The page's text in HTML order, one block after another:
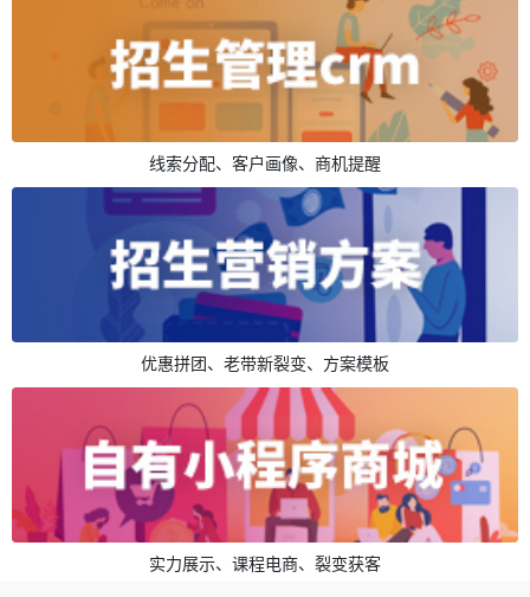
线索分配、客户画像、商机提醒
优惠拼团、老带新裂变、方案模板
实力展示、课程电商、裂变获客